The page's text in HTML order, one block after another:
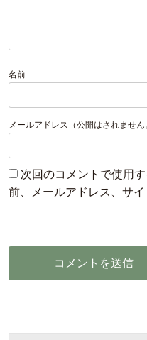
名前
メールアドレス（公開はされません
次回のコメントで使用
前、メールアドレス、サイ